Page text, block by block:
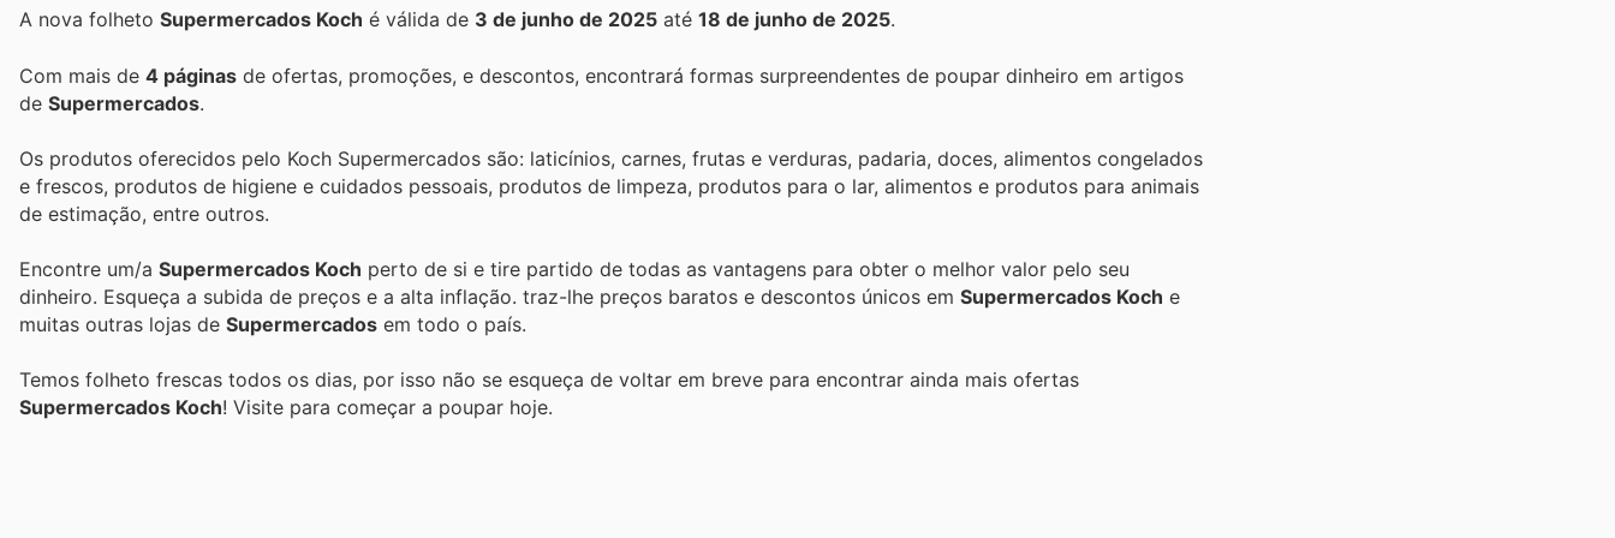
A nova folheto Supermercados Koch é válida de 3 de junho de 2025 até 18 de junho de 2025.
Com mais de 4 páginas de ofertas, promoções, e descontos, encontrará formas surpreendentes de poupar dinheiro em artigos
de Supermercados.
Os produtos oferecidos pelo Koch Supermercados são: laticínios, carnes, frutas e verduras, padaria, doces, alimentos congelados
e frescos, produtos de higiene e cuidados pessoais, produtos de limpeza, produtos para o lar, alimentos e produtos para animais
de estimação, entre outros.
Encontre um/a Supermercados Koch perto de si e tire partido de todas as vantagens para obter o melhor valor pelo seu
dinheiro. Esqueça a subida de preços e a alta inflação. traz-lhe preços baratos e descontos únicos em Supermercados Koch e
muitas outras lojas de Supermercados em todo o país.
Temos folheto frescas todos os dias, por isso não se esqueça de voltar em breve para encontrar ainda mais ofertas
Supermercados Koch ! Visite para começar a poupar hoje.